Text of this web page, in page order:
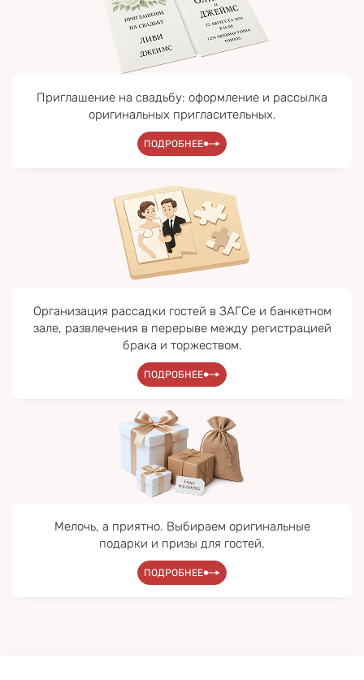
Приглашение на свадьбу: оформление и рассылка
оригинальных пригласительных.
ПОДРОБНЕЕ
Организация рассадки гостей в ЗАГСе и банкетном
зале, развлечения в перерыве между регистрацией
брака и торжеством.
ПОДРОБНЕЕ
Мелочь, а приятно. Выбираем оригинальные
подарки и призы для гостей.
ПОДРОБНЕЕ